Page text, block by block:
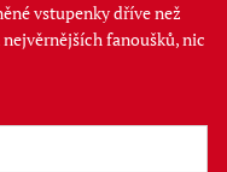
vstupenky dříve než
fanoušků, nic